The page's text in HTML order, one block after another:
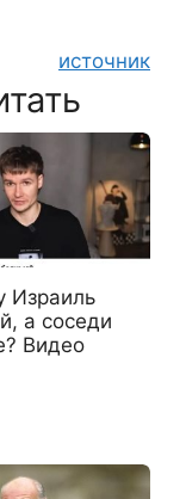
источник
Израиль
а соседи
Видео